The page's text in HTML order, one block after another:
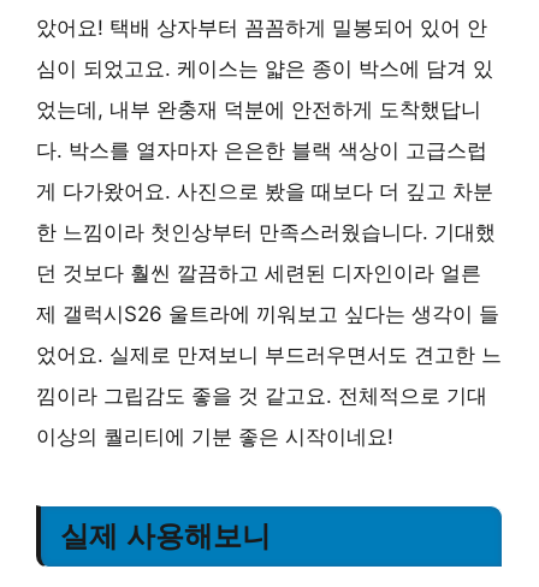
았어요! 택배 상자부터 꼼꼼하게 밀봉되어 있어 안
심이 되었고요. 케이스는 얇은 종이 박스에 담겨 있
었는데, 내부 완충재 덕분에 안전하게 도착했답니
다. 박스를 열자마자 은은한 블랙 색상이 고급스럽
게 다가왔어요. 사진으로 봤을 때보다 더 깊고 차분
한 느낌이라 첫인상부터 만족스러웠습니다. 기대했
던 것보다 훨씬 깔끔하고 세련된 디자인이라 얼른
제 갤럭시S26 울트라에 끼워보고 싶다는 생각이 들
었어요. 실제로 만져보니 부드러우면서도 견고한 느
낌이라 그립감도 좋을 것 같고요. 전체적으로 기대
이상의 퀄리티에 기분 좋은 시작이네요!
실제 사용해보니